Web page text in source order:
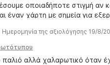
οποιαδήποτε στιγμή αν
έναν χάρτη με σημεία για
του. 10/10 εμπειρία.
της αξιολόγησης 19/8/
αλλά χαλαρωτικό όταν